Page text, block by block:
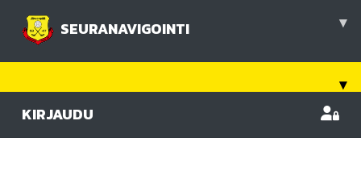
SEURANAVIGOINTI ▾
▾
KIRJAUDU